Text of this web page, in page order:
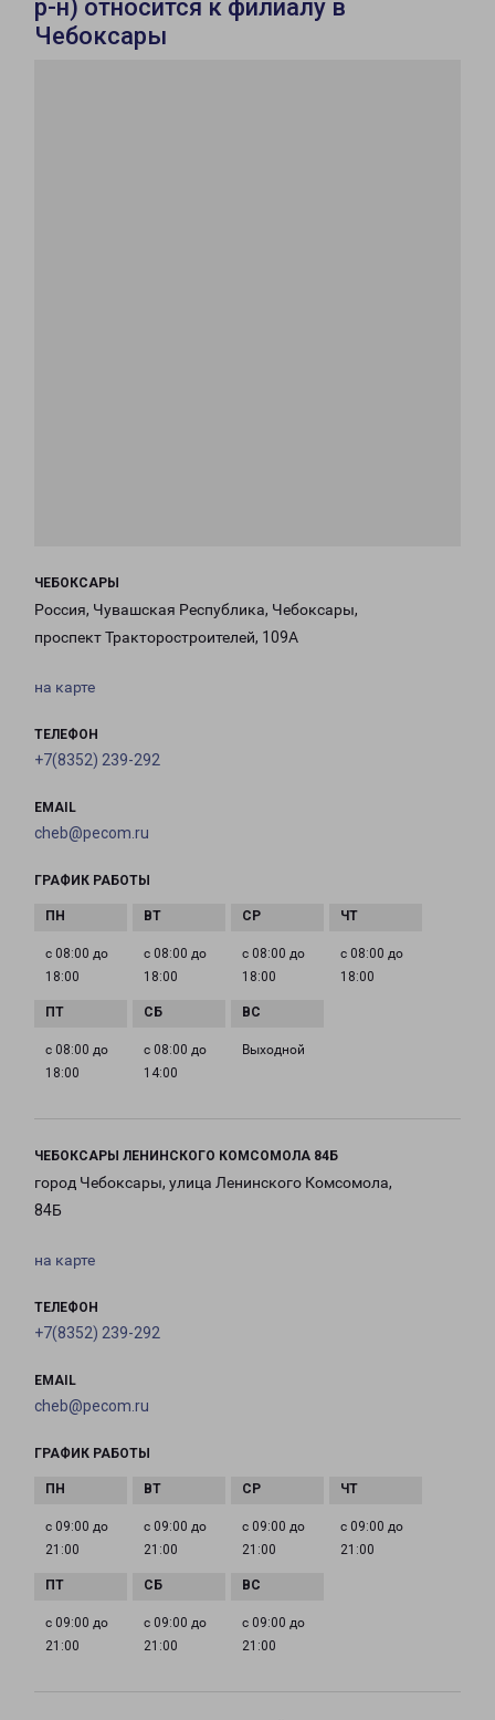
р-н) относится к филиалу в
Чебоксары
ЧЕБОКСАРЫ
Россия, Чувашская Республика, Чебоксары,
проспект Тракторостроителей, 109А
на карте
ТЕЛЕФОН
+7(8352) 239-292
EMAIL
cheb@pecom.ru
ГРАФИК РАБОТЫ
с 08:00 до
18:00
с 08:00 до
18:00
с 08:00 до
18:00
с 08:00 до
18:00
с 08:00 до
18:00
с 08:00 до
14:00
Выходной
ЧЕБОКСАРЫ ЛЕНИНСКОГО КОМСОМОЛА 84Б
город Чебоксары, улица Ленинского Комсомола,
84Б
на карте
ТЕЛЕФОН
+7(8352) 239-292
EMAIL
cheb@pecom.ru
ГРАФИК РАБОТЫ
с 09:00 до
21:00
с 09:00 до
21:00
с 09:00 до
21:00
с 09:00 до
21:00
с 09:00 до
21:00
с 09:00 до
21:00
с 09:00 до
21:00